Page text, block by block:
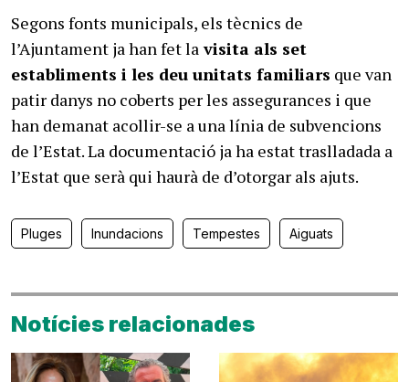
Segons fonts municipals, els tècnics de
l’Ajuntament ja han fet la visita als set
establiments i les deu unitats familiars que van
patir danys no coberts per les assegurances i que
han demanat acollir-se a una línia de subvencions
de l’Estat. La documentació ja ha estat traslladada a
l’Estat que serà qui haurà de d’otorgar als ajuts.
Pluges Inundacions Tempestes Aiguats
Notícies relacionades